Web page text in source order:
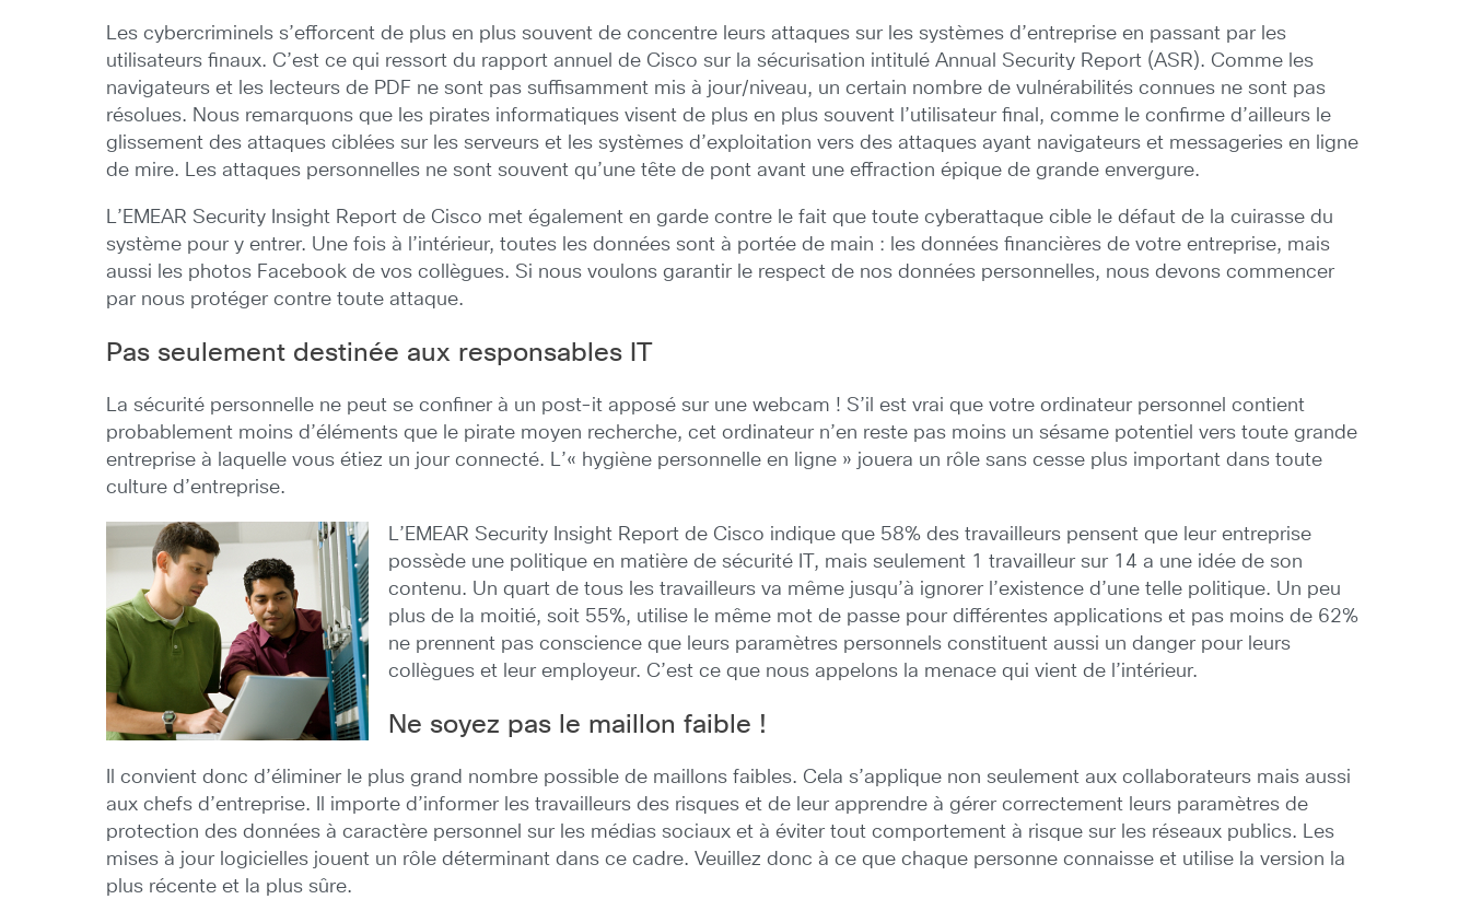
Les cybercriminels s’efforcent de plus en plus souvent de concentre leurs attaques sur les systèmes d’entreprise en passant par les
utilisateurs finaux. C’est ce qui ressort du rapport annuel de Cisco sur la sécurisation intitulé Annual Security Report (ASR). Comme les
navigateurs et les lecteurs de PDF ne sont pas suffisamment mis à jour/niveau, un certain nombre de vulnérabilités connues ne sont pas
résolues. Nous remarquons que les pirates informatiques visent de plus en plus souvent l’utilisateur final, comme le confirme d’ailleurs le
glissement des attaques ciblées sur les serveurs et les systèmes d’exploitation vers des attaques ayant navigateurs et messageries en ligne
de mire. Les attaques personnelles ne sont souvent qu’une tête de pont avant une effraction épique de grande envergure.
L’EMEAR Security Insight Report de Cisco met également en garde contre le fait que toute cyberattaque cible le défaut de la cuirasse du
système pour y entrer. Une fois à l’intérieur, toutes les données sont à portée de main : les données financières de votre entreprise, mais
aussi les photos Facebook de vos collègues. Si nous voulons garantir le respect de nos données personnelles, nous devons commencer
par nous protéger contre toute attaque.
Pas seulement destinée aux responsables IT
La sécurité personnelle ne peut se confiner à un post-it apposé sur une webcam ! S’il est vrai que votre ordinateur personnel contient
probablement moins d’éléments que le pirate moyen recherche, cet ordinateur n’en reste pas moins un sésame potentiel vers toute grande
entreprise à laquelle vous étiez un jour connecté. L’« hygiène personnelle en ligne » jouera un rôle sans cesse plus important dans toute
culture d’entreprise.
L’EMEAR Security Insight Report de Cisco indique que 58% des travailleurs pensent que leur entreprise
possède une politique en matière de sécurité IT, mais seulement 1 travailleur sur 14 a une idée de son
contenu. Un quart de tous les travailleurs va même jusqu’à ignorer l’existence d’une telle politique. Un peu
plus de la moitié, soit 55%, utilise le même mot de passe pour différentes applications et pas moins de 62%
ne prennent pas conscience que leurs paramètres personnels constituent aussi un danger pour leurs
collègues et leur employeur. C’est ce que nous appelons la menace qui vient de l’intérieur.
Ne soyez pas le maillon faible !
Il convient donc d’éliminer le plus grand nombre possible de maillons faibles. Cela s’applique non seulement aux collaborateurs mais aussi
aux chefs d’entreprise. Il importe d’informer les travailleurs des risques et de leur apprendre à gérer correctement leurs paramètres de
protection des données à caractère personnel sur les médias sociaux et à éviter tout comportement à risque sur les réseaux publics. Les
mises à jour logicielles jouent un rôle déterminant dans ce cadre. Veuillez donc à ce que chaque personne connaisse et utilise la version la
plus récente et la plus sûre.